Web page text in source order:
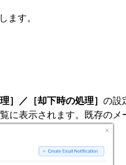
ます。
］／［却下時の処理］ の設
に表示されます。既存の